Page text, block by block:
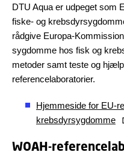
DTU Aqua er udpeget som
fiske- og
rådgive Europa-
sygdomme hos fisk og
metoder samt teste og
referencelaboratorier.
Hjemmeside for EU-
krebsdyrsygdomme
WOAH-